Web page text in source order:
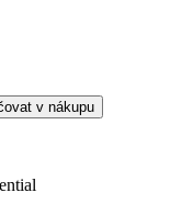
v nákupu